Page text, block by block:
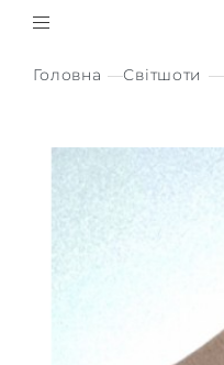
Головна Світшоти